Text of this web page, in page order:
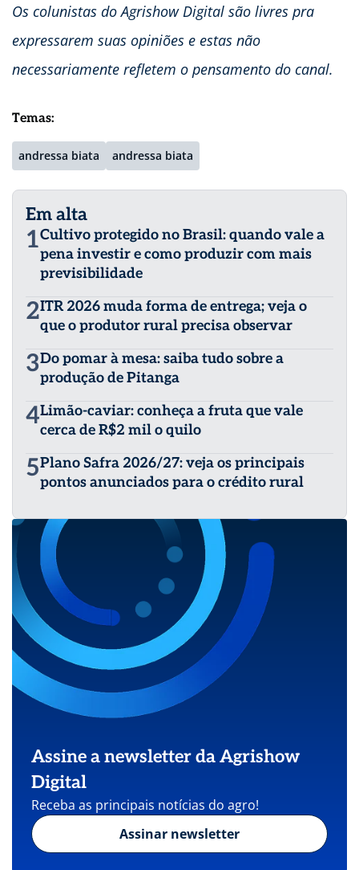
Os colunistas do Agrishow Digital são livres pra
expressarem suas opiniões e estas não
necessariamente refletem o pensamento do canal.
Temas:
andressa biata andressa biata
Em alta
1Cultivo protegido no Brasil: quando vale a
pena investir e como produzir com mais
previsibilidade
2ITR 2026 muda forma de entrega; veja o
que o produtor rural precisa observar
3Do pomar à mesa: saiba tudo sobre a
produção de Pitanga
4Limão-caviar: conheça a fruta que vale
cerca de R$2 mil o quilo
5Plano Safra 2026/27: veja os principais
pontos anunciados para o crédito rural
Assine a newsletter da Agrishow
Digital
Receba as principais notícias do agro!
Assinar newsletter